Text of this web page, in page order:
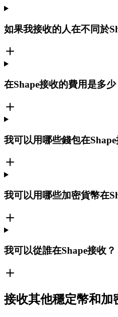
如果我接收的人在不同於
在Shape接收的費用是多少
我可以用哪些錢包在Shape
我可以用哪些加密貨幣在
我可以從誰在Shape接收？
接收其他穩定幣和加